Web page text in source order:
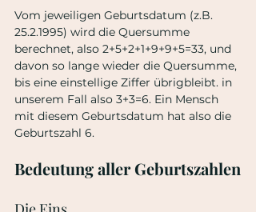
Vom jeweiligen Geburtsdatum (z.B.
25.2.1995) wird die Quersumme
berechnet, also 2+5+2+1+9+9+5=33, und
davon so lange wieder die Quersumme,
bis eine einstellige Ziffer übrigbleibt. in
unserem Fall also 3+3=6. Ein Mensch
mit diesem Geburtsdatum hat also die
Geburtszahl 6.
Bedeutung aller Geburtszahlen